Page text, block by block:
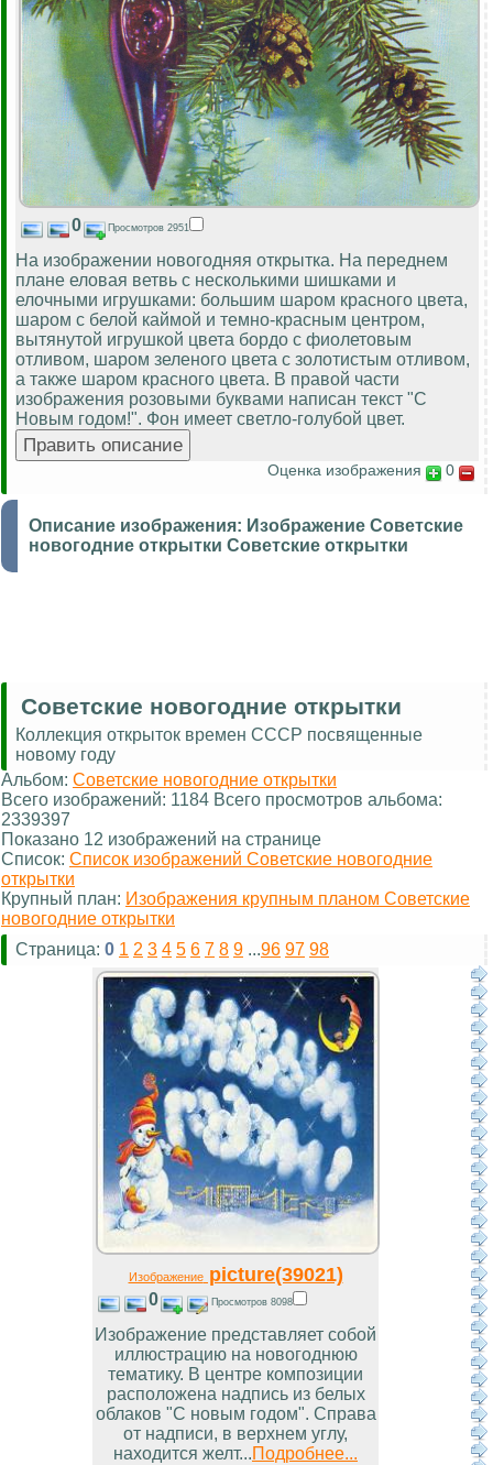
0 Просмотров 2951
На изображении новогодняя открытка. На переднем
плане еловая ветвь с несколькими шишками и
елочными игрушками: большим шаром красного цвета,
шаром с белой каймой и темно-красным центром,
вытянутой игрушкой цвета бордо с фиолетовым
отливом, шаром зеленого цвета с золотистым отливом,
а также шаром красного цвета. В правой части
изображения розовыми буквами написан текст "С
Новым годом!". Фон имеет светло-голубой цвет.
Оценка изображения 0
Описание изображения: Изображение Советские
новогодние открытки Советские открытки
Советские новогодние открытки
Коллекция открыток времен СССР посвященные
новому году
Альбом: Советские новогодние открытки
Всего изображений: 1184 Всего просмотров альбома:
2339397
Показано 12 изображений на странице
Список: Список изображений Советские новогодние
открытки
Крупный план: Изображения крупным планом Советские
новогодние открытки
Страница: 0 1 2 3 4 5 6 7 8 9 ...96 97 98
Изображениеpicture(39021)
0 Просмотров 8098
Изображение представляет собой
иллюстрацию на новогоднюю
тематику. В центре композиции
расположена надпись из белых
облаков "С новым годом". Справа
от надписи, в верхнем углу,
находится желт...Подробнее...